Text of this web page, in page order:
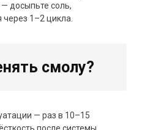
досыпьте соль,
через 1–2 цикла.
смолу?
— раз в 10–15